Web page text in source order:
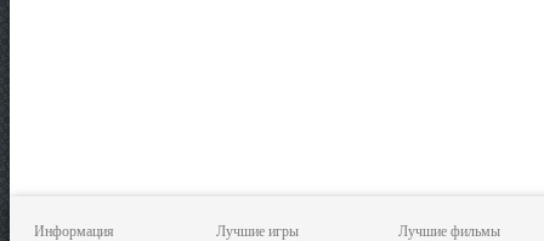
Информация Лучшие игры Лучшие фильмы